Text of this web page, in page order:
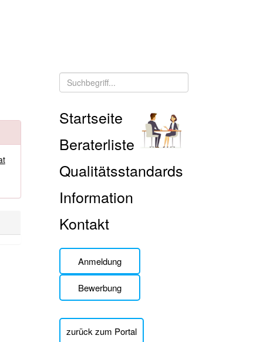
Startseite
Beraterliste
Qualitätsstandards
Information
Kontakt
Anmeldung
Bewerbung
zurück zum Portal